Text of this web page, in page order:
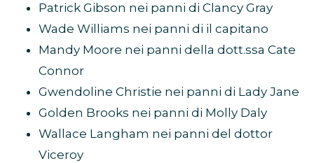
Patrick Gibson nei panni di Clancy Gray
Wade Williams nei panni di il capitano
Mandy Moore nei panni della dott.ssa Cate
Connor
Gwendoline Christie nei panni di Lady Jane
Golden Brooks nei panni di Molly Daly
Wallace Langham nei panni del dottor
Viceroy